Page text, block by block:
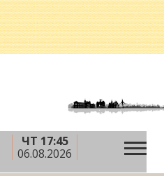
ЧТ 17:45
06.08.2026
Афіша »Афіша на 24-26